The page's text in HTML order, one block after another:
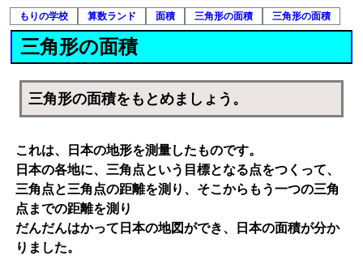
もりの学校 算数ランド 面積 三角形の面積 三角形の面積
三角形の面積
三角形の面積をもとめましょう。
これは、日本の地形を測量したものです。
日本の各地に、三角点という目標となる点をつくって、
三角点と三角点の距離を測り、そこからもう一つの三角
点までの距離を測り
だんだんはかって日本の地図ができ、日本の面積が分か
りました。